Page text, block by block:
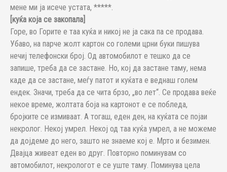
мене ми ја исече устата, *****.
[куќа која се закопала]
Горе, во Горите е таа куќа и никој не ја сака па се продава.
Убаво, на парче жолт картон со големи црни буки пишува
нечиј телефонски број. Од автомобилот е тешко да се
запише, треба да се застане. Но, кој да застане таму, нема
каде да се застане, меѓу патот и куќата е веднаш голем
ендек. Значи, треба да се чита брзо, „во лет“. Се продава веќе
некое време, жолтата боја на картонот е се побледа,
бројките се измиваат. А тогаш, еден ден, на куќата се појаи
некролог. Некој умрел. Некој од таа куќа умрел, а не можеме
да дојдеме до него, зашто не знаеме кој е. Мрто и безимен.
Двајца живеат еден во друг. Повторно поминувам со
автомобилот, некрологот е се уште таму. Поминува цела